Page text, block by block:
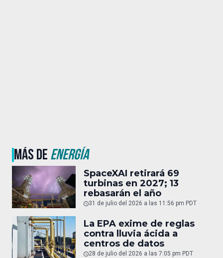
MÁS DEENERGÍA
SpaceXAI retirará 69
turbinas en 2027; 13
rebasarán el año
31 de julio del 2026 a las 11:56 pm PDT
La EPA exime de reglas
contra lluvia ácida a
centros de datos
28 de julio del 2026 a las 7:05 pm PDT